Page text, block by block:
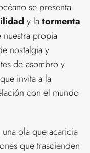
se presenta
y latormenta
propia
nostalgia y
de asombro y
invita a la
con el mundo
ola que acaricia
que trascienden